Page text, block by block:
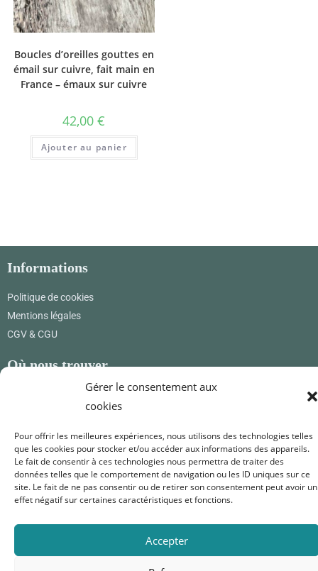
Gérer le consentement aux
cookies
Pour offrir les meilleures expériences, nous utilisons des technologies telles
que les cookies pour stocker et/ou accéder aux informations des appareils.
Le fait de consentir à ces technologies nous permettra de traiter des
données telles que le comportement de navigation ou les ID uniques sur ce
site. Le fait de ne pas consentir ou de retirer son consentement peut avoir un
effet négatif sur certaines caractéristiques et fonctions.
Accepter
Boucles d’oreilles gouttes en
émail sur cuivre, fait main en
France – émaux sur cuivre
42,00€
Ajouter au panier
Informations
Politique de cookies
Mentions légales
CGV & CGU
Où nous trouver
12 rue des princes
France
0619171365
renardpetite@gmail.com